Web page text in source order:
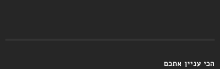
הכי עניין אתכם